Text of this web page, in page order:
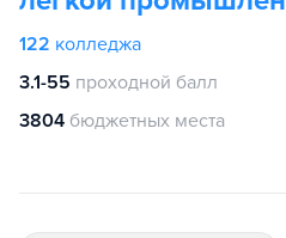
122 колледжа
3.1-55 проходной балл
3804 бюджетных места